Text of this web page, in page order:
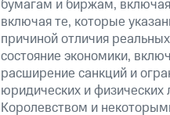
бумагам и биржам,
включая те, которые
причиной отличия
состояние экономики,
расширение санкций и
юридических и
Королевством и